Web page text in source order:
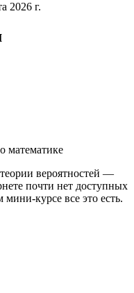
2026 г.
математике
вероятностей —
почти нет доступных
курсе все это есть.